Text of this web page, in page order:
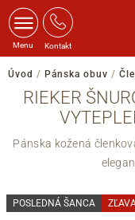
Menu Kontakt
Úvod / Pánska obuv /
RIEKER
Pánska kožená
POSLEDNÁ ŠANCA